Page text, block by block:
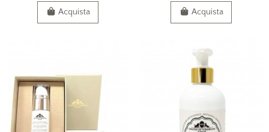
Acquista Acquista